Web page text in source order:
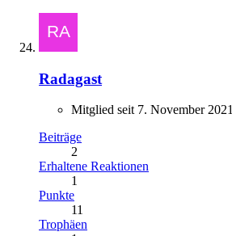
Radagast
Mitglied seit 7. November 2021
Beiträge
2
Erhaltene Reaktionen
1
Punkte
11
Trophäen